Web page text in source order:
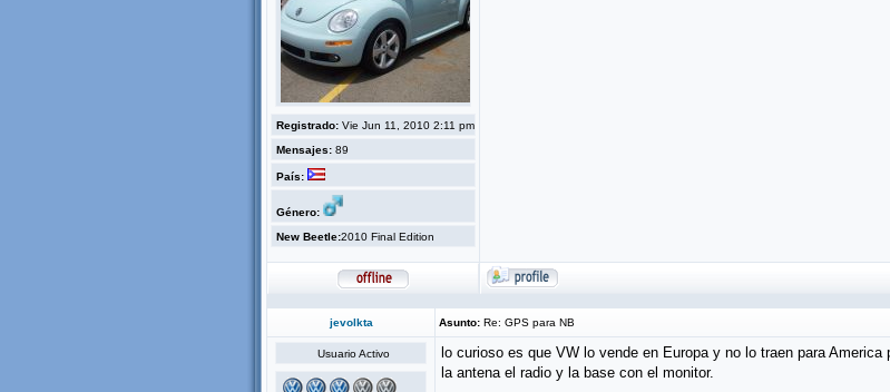
Registrado: Vie Jun 11, 2010 2:11 pm
Mensajes: 89
País:
Género:
New Beetle:2010 Final Edition
jevolkta Asunto: Re: GPS para NB
Usuario Activo
lo curioso es que VW lo vende en Europa y no lo traen para
la antena el radio y la base con el monitor.